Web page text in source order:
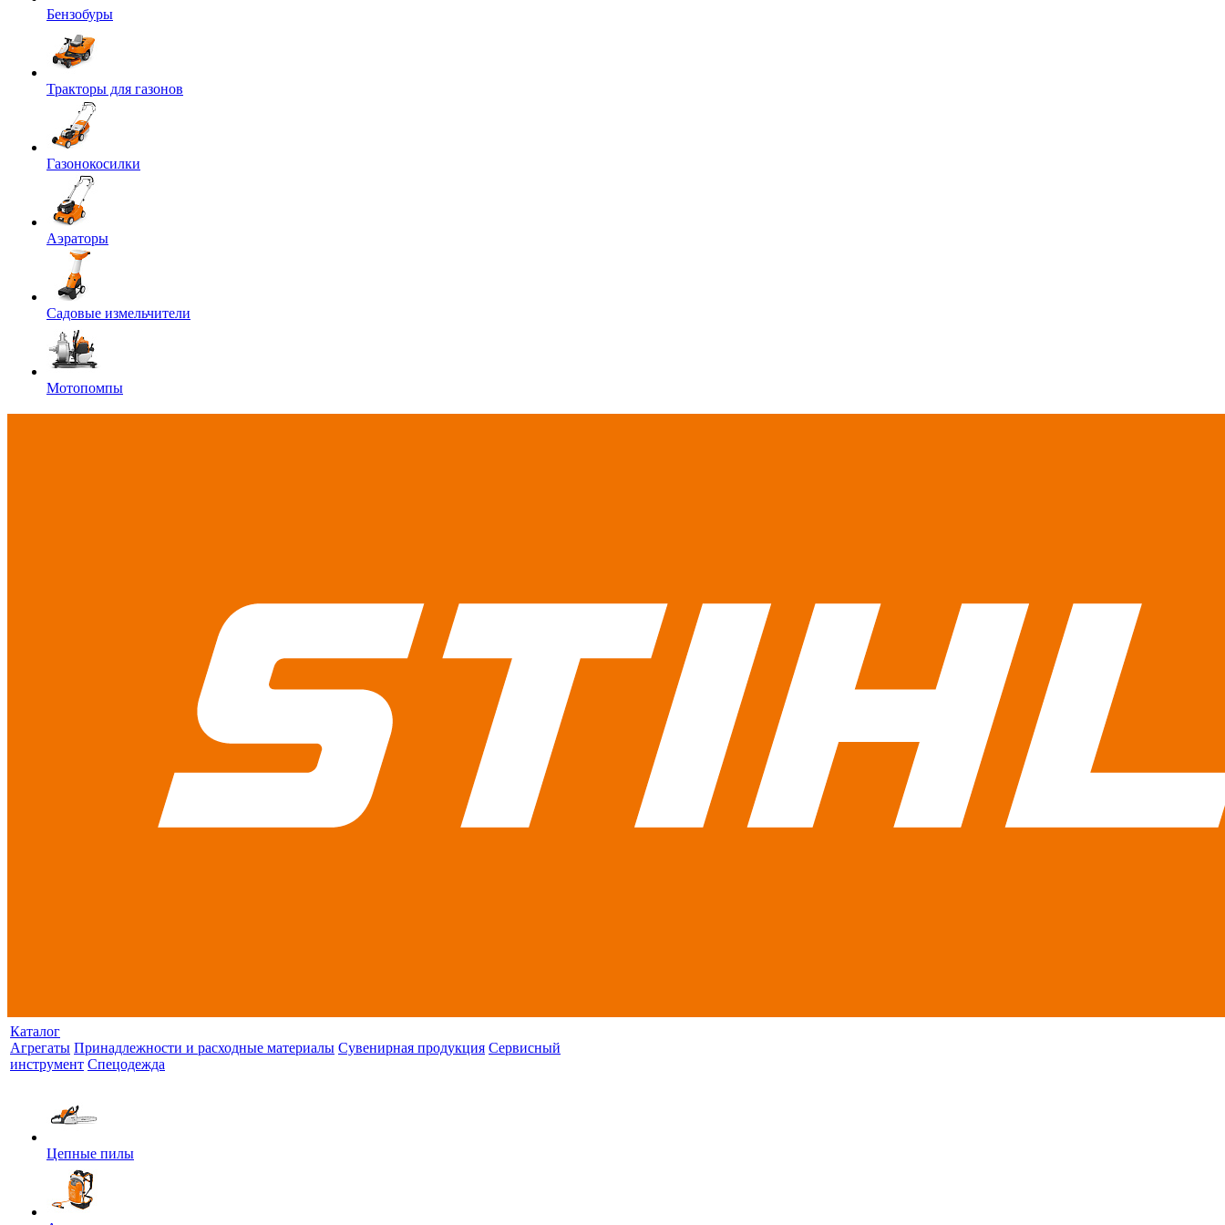
Бензобуры
Тракторы для газонов
Газонокосилки
Аэраторы
Садовые измельчители
Мотопомпы
Каталог
Агрегаты Принадлежности и расходные материалы Сувенирная продукция Сервисный
инструмент Спецодежда
Цепные пилы